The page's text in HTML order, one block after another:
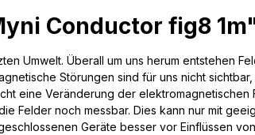
Conductor fig8
Umwelt. Überall um uns herum entstehen
Störungen sind für uns nicht
eine Veränderung der
Felder noch messbar. Dies kann nur mit
Geräte besser vor Einflüssen